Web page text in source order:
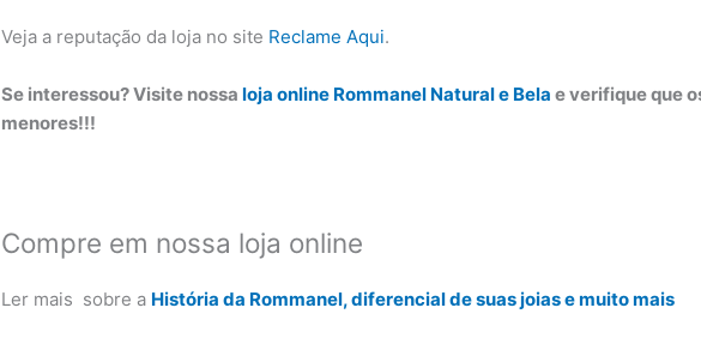
Veja a reputação da loja no site Reclame Aqui.
Se interessou? Visite nossaloja online Rommanel Natural e Bela e verifique que
menores!!!
Compre em nossa loja online
Ler mais sobre a História da Rommanel, diferencial de suas joias e muito mais